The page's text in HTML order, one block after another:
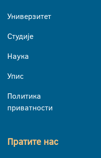
Универзитет
Студије
Наука
Упис
Политика
приватности
Пратите нас